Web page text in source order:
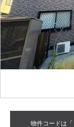
物件コードは「